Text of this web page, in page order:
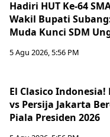
Hadiri HUT Ke-64
Wakil Bupati
Muda Kunci SDM
5 Agu 2026, 5:56 PM
El Clasico
vs Persija Jakarta
Piala Presiden 2026